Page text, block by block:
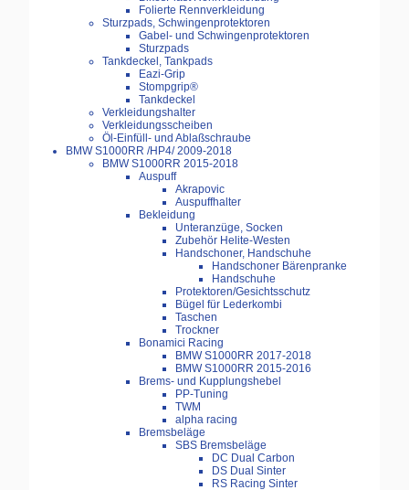
Folierte Rennverkleidung
Sturzpads, Schwingenprotektoren
Gabel- und Schwingenprotektoren
Sturzpads
Tankdeckel, Tankpads
Eazi-Grip
Stompgrip®
Tankdeckel
Verkleidungshalter
Verkleidungsscheiben
Öl-Einfüll- und Ablaßschraube
BMW S1000RR /HP4/ 2009-2018
BMW S1000RR 2015-2018
Auspuff
Akrapovic
Auspuffhalter
Bekleidung
Unteranzüge, Socken
Zubehör Helite-Westen
Handschoner, Handschuhe
Handschoner Bärenpranke
Handschuhe
Protektoren/Gesichtsschutz
Bügel für Lederkombi
Taschen
Trockner
Bonamici Racing
BMW S1000RR 2017-2018
BMW S1000RR 2015-2016
Brems- und Kupplungshebel
PP-Tuning
TWM
alpha racing
Bremsbeläge
SBS Bremsbeläge
DC Dual Carbon
DS Dual Sinter
RS Racing Sinter